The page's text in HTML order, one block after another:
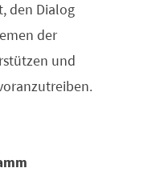
den Dialog
der
und